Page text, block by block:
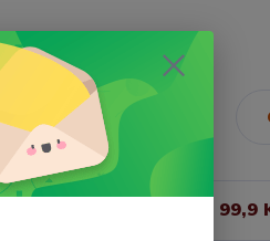
Vše za 99,9